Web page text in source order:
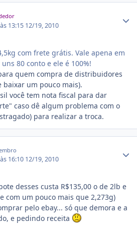
13:15 12/19, 2010
com frete grátis. Vale apena em
80 conto e ele é 100%!
quem compra de distribuidores
um pouco mais).
você tem nota fiscal para dar
caso dê algum problema com o
para realizar a troca.
16:10 12/19, 2010
desses custa R$135,00 o de 2lb e
com um pouco mais que 2,273g)
pelo ebay... só que demora e a
e pedindo receita